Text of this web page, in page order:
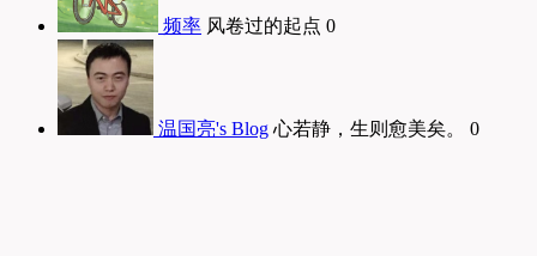
频率 风卷过的起点 0
温国亮's Blog 心若静，生则愈美矣。 0